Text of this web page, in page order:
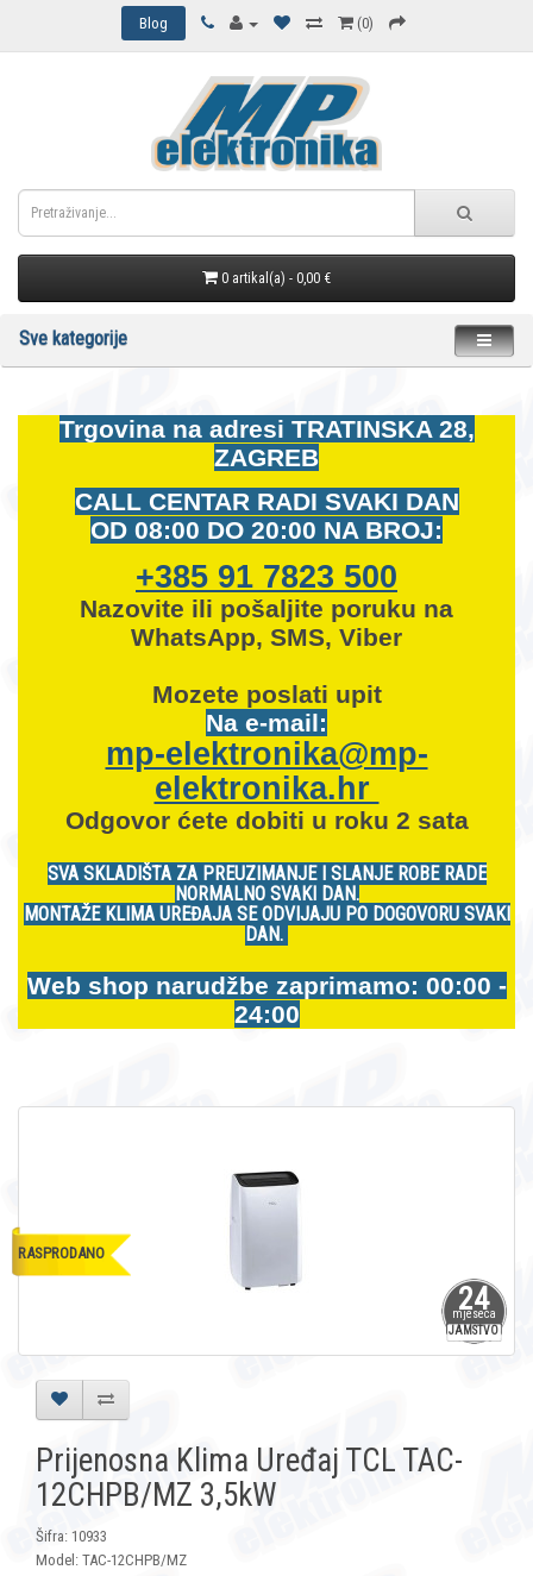
Blog (0)
0 artikal(a) - 0,00 €
Sve kategorije
Trgovina na adresi TRATINSKA 28,
ZAGREB
CALL CENTAR RADI SVAKI DAN
OD 08:00 DO 20:00 NA BROJ:
+385 91 7823 500
Nazovite ili pošaljite poruku na
WhatsApp, SMS, Viber
Mozete poslati upit
Na e-mail:
mp-elektronika@mp-
elektronika.hr
Odgovor ćete dobiti u roku 2 sata
SVA SKLADIŠTA ZA PREUZIMANJE I SLANJE ROBE RADE
NORMALNO SVAKI DAN.
MONTAŽE KLIMA UREĐAJA SE ODVIJAJU PO DOGOVORU SVAKI
DAN.
Web shop narudžbe zaprimamo: 00:00 -
24:00
24
mjeseca
JAMSTVO
RASPRODANO
Prijenosna Klima Uređaj TCL TAC-
12CHPB/MZ 3,5kW
Šifra: 10933
Model: TAC-12CHPB/MZ